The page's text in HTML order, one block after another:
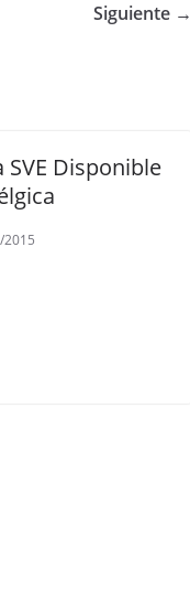
Siguiente →
SVE Disponible
2015